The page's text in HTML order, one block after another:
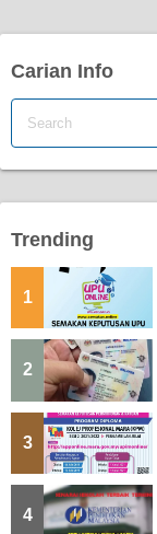
Carian Info
Trending
1
2
3
4